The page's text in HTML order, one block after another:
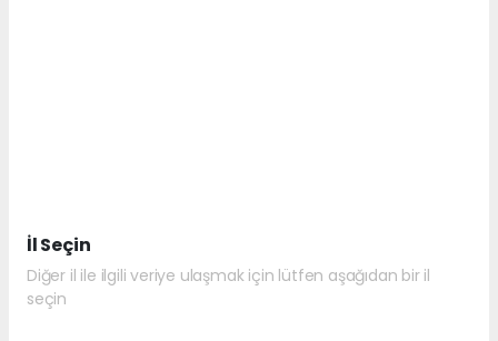
İl Seçin
Diğer il ile ilgili veriye ulaşmak için lütfen aşağıdan bir il
seçin